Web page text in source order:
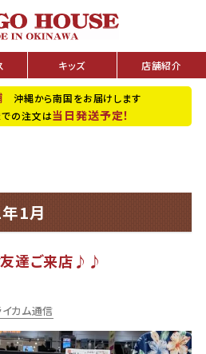
キッズ 店舗紹介
沖縄から南国をお届けします
の注文は当日発送予定！
1月
友達ご来店♪♪
イカム通信